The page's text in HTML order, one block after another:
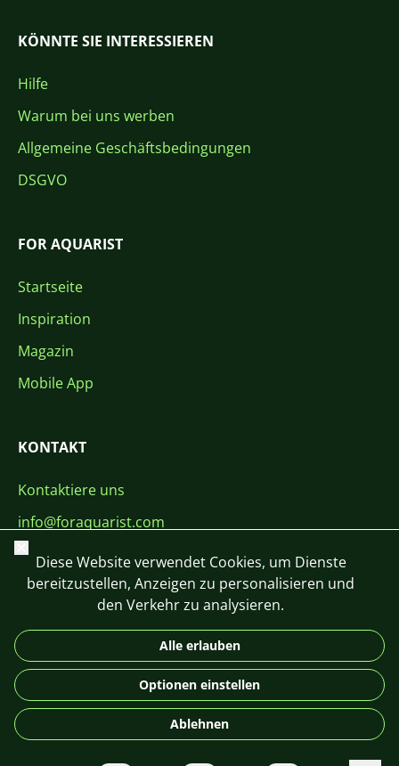
KÖNNTE SIE INTERESSIEREN
Hilfe
Warum bei uns werben
Allgemeine Geschäftsbedingungen
DSGVO
FOR AQUARIST
Startseite
Inspiration
Magazin
Mobile App
KONTAKT
Kontaktiere uns
info@foraquarist.com
+420 603 449 602
DE
© 2026 For Aquarist
Schließen
Diese Website verwendet Cookies, um Dienste
bereitzustellen, Anzeigen zu personalisieren und
den Verkehr zu analysieren.
Alle erlauben
Optionen einstellen
Ablehnen